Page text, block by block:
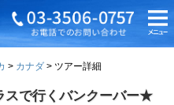
カナダ ツアー詳細
スで行くバンクーバー★